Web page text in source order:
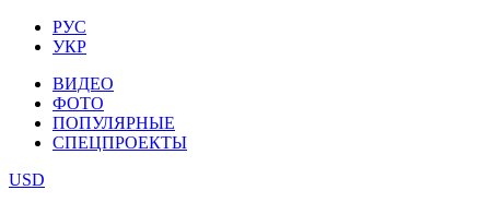
РУС
УКР
ВИДЕО
ФОТО
ПОПУЛЯРНЫЕ
СПЕЦПРОЕКТЫ
USD